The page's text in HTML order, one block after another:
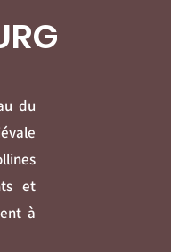
du
et
à